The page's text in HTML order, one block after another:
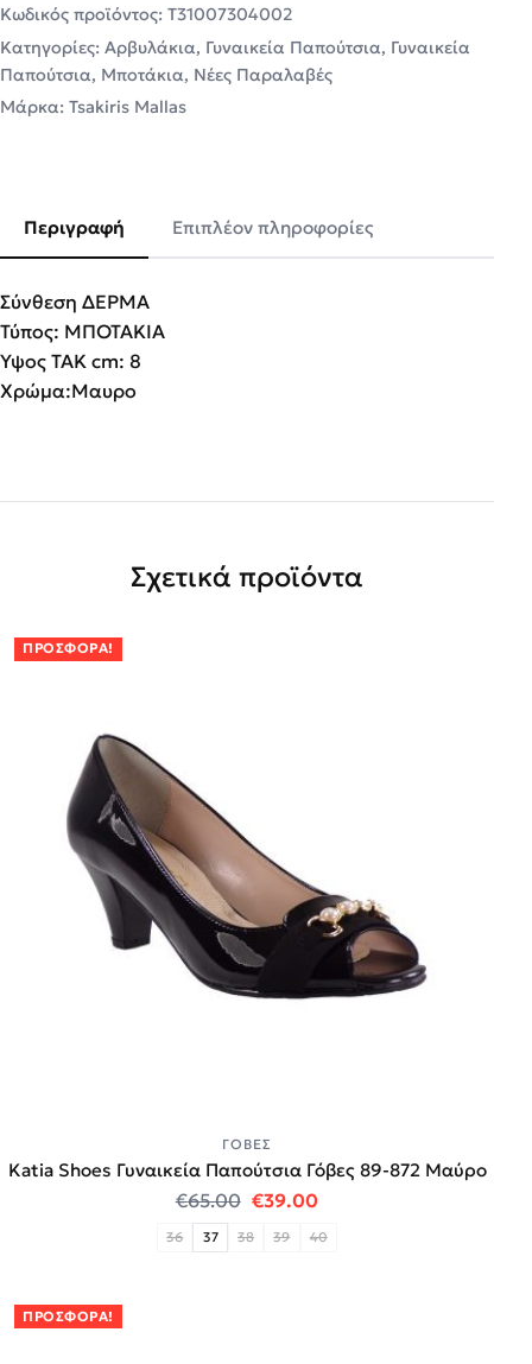
Κωδικός προϊόντος: T31007304002
Κατηγορίες: Αρβυλάκια, Γυναικεία Παπούτσια, Γυναικεία
Παπούτσια, Μποτάκια, Νέες Παραλαβές
Μάρκα: Tsakiris Mallas
Περιγραφή Επιπλέον πληροφορίες
Σύνθεση ΔΕΡΜΑ
Τύπος: ΜΠΟΤΑΚΙΑ
Υψος ΤΑΚ cm: 8
Χρώμα:Μαυρο
Σχετικά προϊόντα
ΠΡΟΣΦΟΡΆ!
ΓΌΒΕΣ
Katia Shoes Γυναικεία Παπούτσια Γόβες 89-872 Μαύρο
€65.00 Original price was: €65.00.
€39.00Η τρέχουσα τιμή
36 37 38 39 40
ΠΡΟΣΦΟΡΆ!